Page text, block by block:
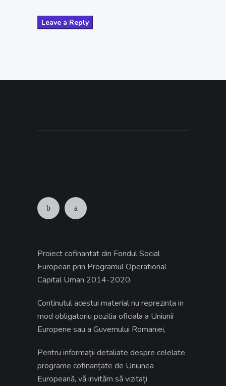
Proiect cofinantat din Fondul Social
European prin Programul Operational
Capital Uman 2014-2020.
Continutul acestui material nu reprezinta in
mod obligatoriu pozitia oficiala a Uniunii
Europene sau a Guvernului Romaniei,
Pentru informații detaliate despre celelate
programe cofinanțate de Uniunea
Europeană, vă invităm să vizitați